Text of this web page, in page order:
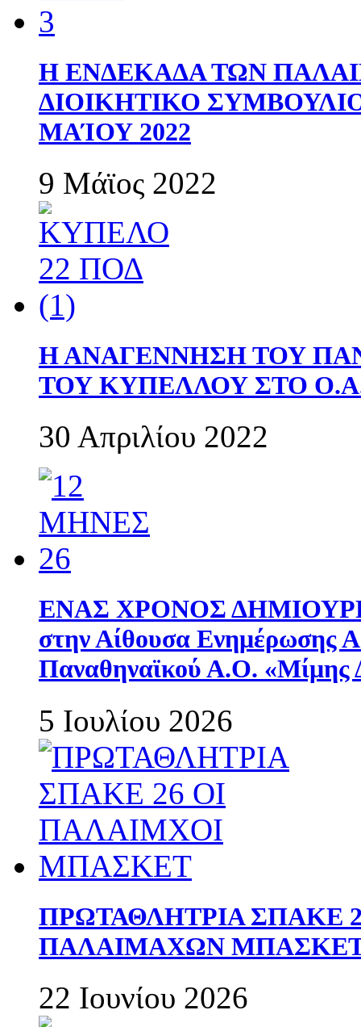
Η ΕΝΔΕΚΑΔΑ ΤΩΝ
ΔΙΟΙΚΗΤΙΚΟ
ΜΑΊΟΥ 2022
9 Μάϊος 2022
Η ΑΝΑΓΕΝΝΗΣΗ ΤΟΥ
ΤΟΥ ΚΥΠΕΛΛΟΥ ΣΤΟ
30 Απριλίου 2022
ΕΝΑΣ ΧΡΟΝΟΣ
στην Αίθουσα Ενημέρωσης
Παναθηναϊκού Α.Ο. «Μίμης
5 Ιουλίου 2026
ΠΡΩΤΑΘΛΗΤΡΙΑ ΣΠΑΚΕ
ΠΑΛΑΙΜΑΧΩΝ
22 Ιουνίου 2026